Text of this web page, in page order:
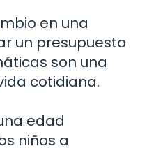
en una
un presupuesto
son una
cotidiana.
edad
niños a